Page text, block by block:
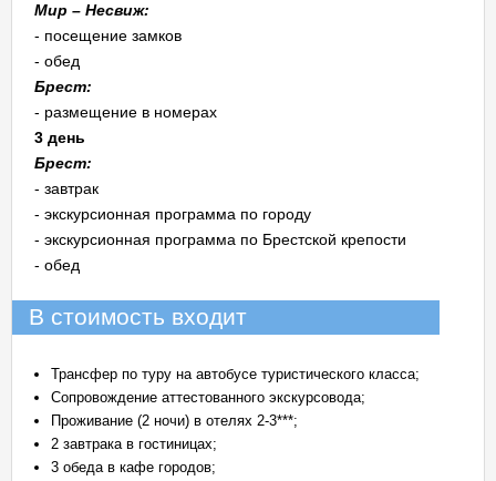
Мир – Несвиж:
- посещение замков
- обед
Брест:
- размещение в номерах
3 день
Брест:
- завтрак
- экскурсионная программа по городу
- экскурсионная программа по Брестской крепости
- обед
В стоимость входит
Трансфер по туру на автобусе туристического класса;
Сопровождение аттестованного экскурсовода;
Проживание (2 ночи) в отелях 2-3***;
2 завтрака в гостиницах;
3 обеда в кафе городов;